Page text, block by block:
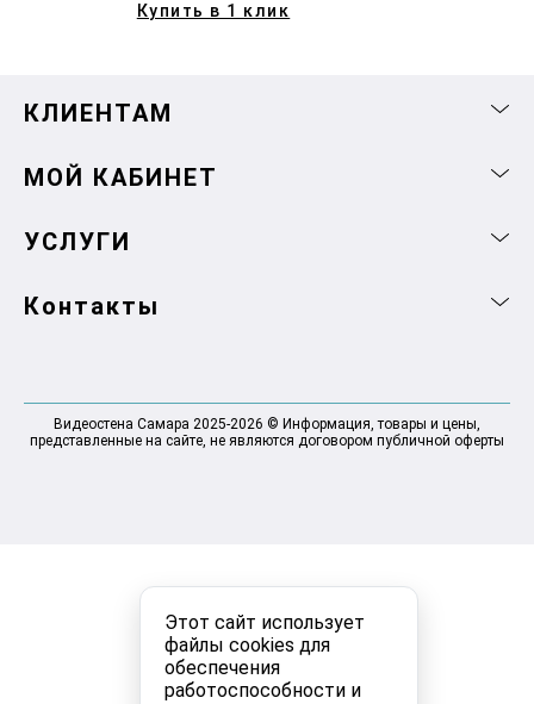
Этот сайт использует
файлы cookies для
обеспечения
работоспособности и
Купить в 1 клик
КЛИЕНТАМ
МОЙ КАБИНЕТ
УСЛУГИ
Контакты
Видеостена Самара 2025-2026 © Информация, товары и цены,
представленные на сайте, не являются договором публичной оферты